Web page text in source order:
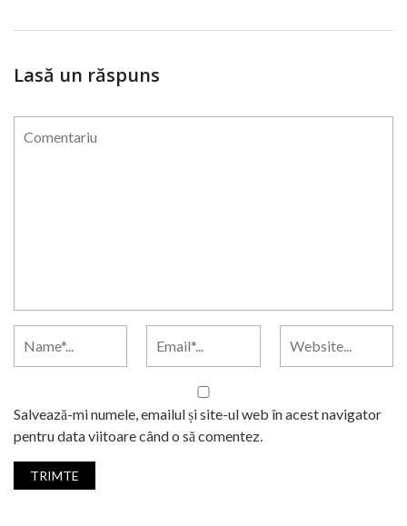
Lasă un răspuns
Salvează-mi numele, emailul și site-ul web în acest navigator
pentru data viitoare când o să comentez.